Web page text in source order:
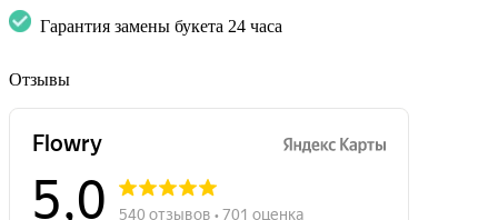
Гарантия замены букета 24 часа
Отзывы